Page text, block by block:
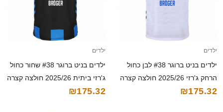
ילדים
ילדים בניט ברוגר #38 לבן כחול
הרחק ג'רזי 2025/26 חולצה קצרה
₪175.32
ילדים
ילדים בניט ברוגר #38 שחור כחול
ג'רזי ביתית 2025/26 חולצה קצרה
₪175.32